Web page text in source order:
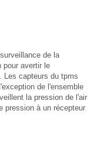
de la
pour avertir le
Les capteurs du tpms
de l'ensemble
la pression de l'air
pression à un récepteur